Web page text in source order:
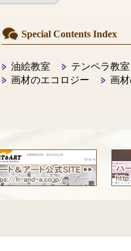
Special Contents Index
油絵教室 テンペラ教室
画材のエコロジー
画